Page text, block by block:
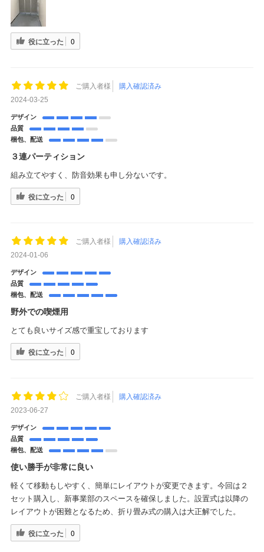
役に立った 0
ご購入者様
購入確認済み
2024-03-25
デザイン
品質
梱包、配送
３連パーティション
組み立てやすく、防音効果も申し分ないです。
役に立った 0
ご購入者様
購入確認済み
2024-01-06
デザイン
品質
梱包、配送
野外での喫煙用
とても良いサイズ感で重宝しております
役に立った 0
ご購入者様
購入確認済み
2023-06-27
デザイン
品質
梱包、配送
使い勝手が非常に良い
軽くて移動もしやすく、簡単にレイアウトが変更できます。今回は２
セット購入し、新事業部のスペースを確保しました。設置式は以降の
レイアウトが困難となるため、折り畳み式の購入は大正解でした。
役に立った 0